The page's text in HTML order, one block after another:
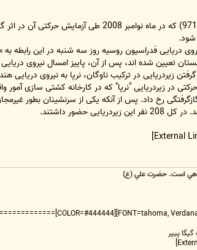
شود.
دریایی فدراسیون روسیه روز سه شنبه در این رابطه
تعیین شده اند، پس از آن، پاییز امسال نیروی
زیردریایی در ترکیب ناوگان، نرپا به نیروی دریایی
حضور داشتند.
است. حضرت علي (ع)
پيپر